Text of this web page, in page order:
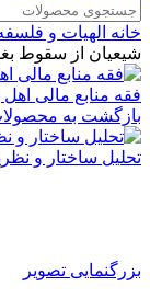
خانه الهیات و
شیعیان از سقوط
فقه منابع مالی
بازگشت به
تحلیل ساختار و
بزرگنمایی تصویر